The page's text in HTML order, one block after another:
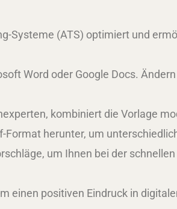
Systeme (ATS) optimiert und
Word oder Google Docs.
kombiniert die Vorlage
Format herunter, um
um Ihnen bei der
einen positiven Eindruck in